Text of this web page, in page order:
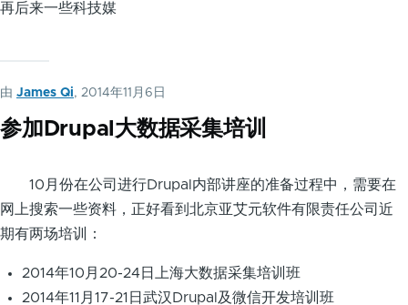
再后来一些科技媒
由 James Qi, 2014年11月6日
参加Drupal大数据采集培训
10月份在公司进行Drupal内部讲座的准备过程中，需要在
网上搜索一些资料，正好看到北京亚艾元软件有限责任公司近
期有两场培训：
2014年10月20-24日上海大数据采集培训班
2014年11月17-21日武汉Drupal及微信开发培训班